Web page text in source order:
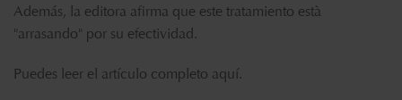
Además, la editora afirma que este tratamiento està
"arrasando" por su efectividad.
Puedes leer el artículo completo aquí.